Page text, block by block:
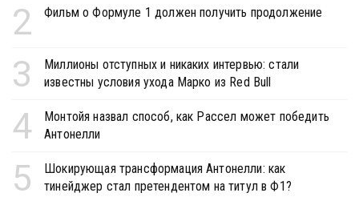
2 Фильм о Формуле 1 должен получить продолжение
3
Миллионы отступных и никаких интервью: стали
известны условия ухода Марко из Red Bull
4
Монтойя назвал способ, как Рассел может победить
Антонелли
5
Шокирующая трансформация Антонелли: как
тинейджер стал претендентом на титул в Ф1?